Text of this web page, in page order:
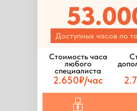
Доступных часов по
Стоимость часа
любого
специалиста
2.650₽/час